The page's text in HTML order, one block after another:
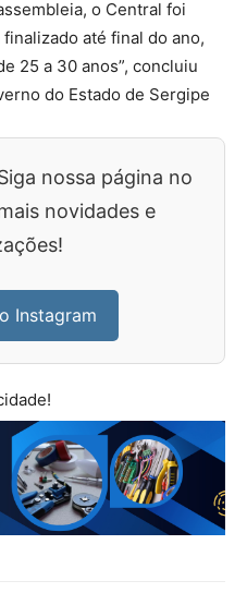
o Central foi
até final do ano,
25 a 30 anos”, concluiu
do Estado de Sergipe
nossa página no
novidades e
Instagram